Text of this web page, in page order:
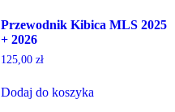
Przewodnik Kibica MLS 2025
+ 2026
125,00 zł
Dodaj do koszyka